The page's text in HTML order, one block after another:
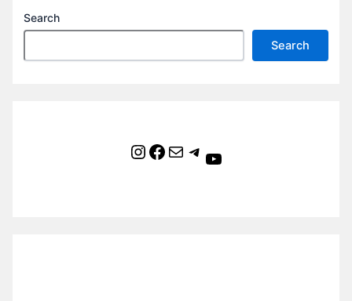
Search
Search
Instagram Facebook Mail Telegram YouTube